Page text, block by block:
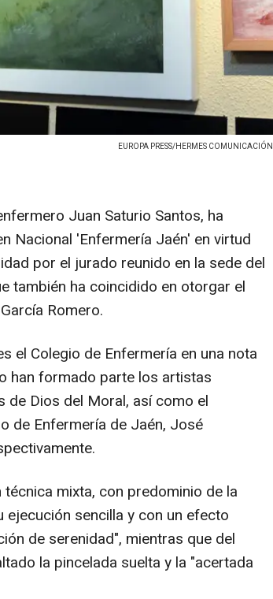
EUROPA PRESS/HERMES COMUNICACIÓN
Juan Saturio Santos, ha
Nacional 'Enfermería Jaén' en virtud
por el jurado reunido en la sede del
también ha coincidido en otorgar el
Romero.
el Colegio de Enfermería en una nota
han formado parte los artistas
Dios del Moral, así como el
de Enfermería de Jaén, José
mixta, con predominio de la
sencilla y con un efecto
de serenidad", mientras que del
la pincelada suelta y la "acertada